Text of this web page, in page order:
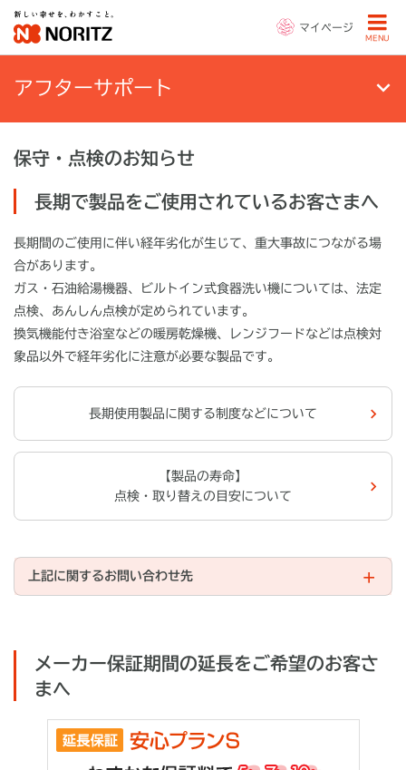
マイページ
MENU
アフターサポート
保守・点検のお知らせ
長期で製品をご使用されているお客さまへ
長期間のご使用に伴い経年劣化が生じて、重大事故につながる場
合があります。
ガス・石油給湯機器、ビルトイン式食器洗い機については、法定
点検、あんしん点検が定められています。
換気機能付き浴室などの暖房乾燥機、レンジフードなどは点検対
象品以外で経年劣化に注意が必要な製品です。
長期使用製品に関する制度などについて
【製品の寿命】
点検・取り替えの目安について
上記に関するお問い合わせ先
メーカー保証期間の延長をご希望のお客さ
まへ